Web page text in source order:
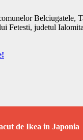
Fetesti, judetul
de Ikea in Japonia